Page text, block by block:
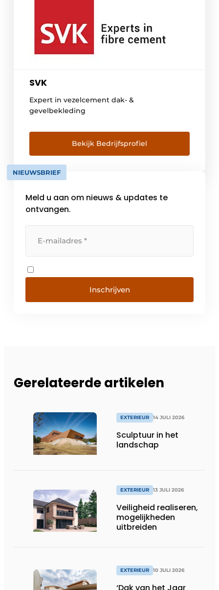
SVK
Expert in vezelcement dak- &
gevelbekleding
Bekijk Bedrijfsprofiel
NIEUWSBRIEF
Meld u aan om nieuws & updates te
ontvangen.
Inschrijven
Gerelateerde artikelen
EXTERIEUR 14 JULI 2026
Sculptuur in het
landschap
EXTERIEUR 13 JULI 2026
Veiligheid realiseren,
mogelijkheden
uitbreiden
EXTERIEUR 10 JULI 2026
‘Dak van het Jaar